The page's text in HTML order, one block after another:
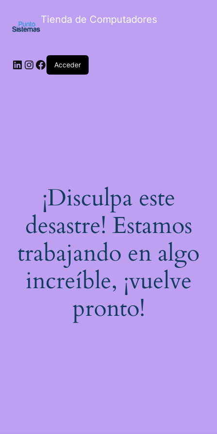
Tienda de Computadores
Acceder
¡Disculpa este
desastre! Estamos
trabajando en algo
increíble, ¡vuelve
pronto!